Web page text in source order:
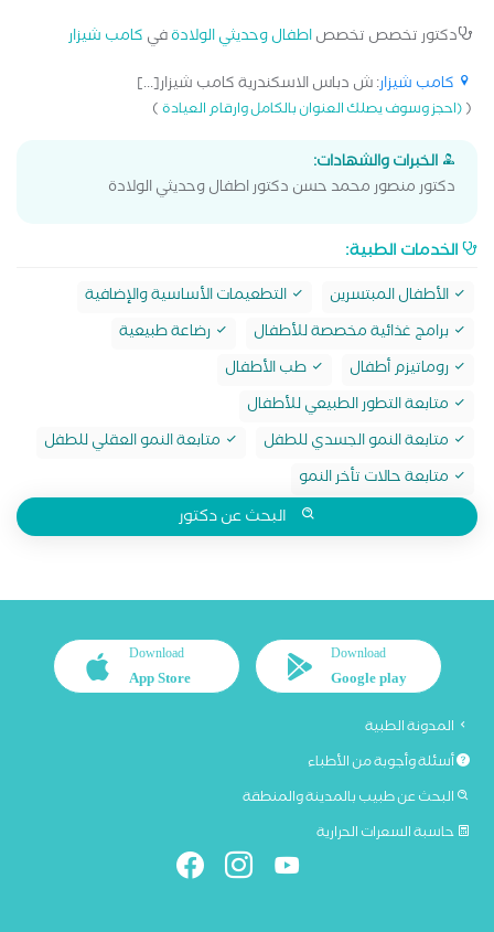
دكتور تخصص تخصصاطفال وحديثي الولادةفي كامب شيزار
كامب شيزار: ش دباس الاسكندرية كامب شيزار[...]
((احجز وسوف يصلك العنوان بالكامل وارقام العيادة)
الخبرات والشهادات:
دكتور منصور محمد حسن دكتور اطفال وحديثي الولادة
الخدمات الطبية:
الأطفال المبتسرين
التطعيمات الأساسية والإضافية
برامج غذائية مخصصة للأطفال
رضاعة طبيعية
روماتيزم أطفال
طب الأطفال
متابعة التطور الطبيعي للأطفال
متابعة النمو الجسدي للطفل
متابعة النمو العقلي للطفل
متابعة حالات تأخر النمو
البحث عن دكتور
Download
Google play
Download
App Store
المدونة الطبية
أسئلة وأجوبة من الأطباء
البحث عن طبيب بالمدينة والمنطقة
حاسبة السعرات الحرارية